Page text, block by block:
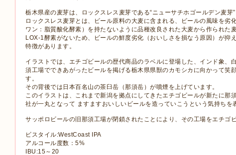
栃木県産の麦芽は、ロックスレス麦芽である“ニューサチホゴールデン麦芽
ロックスレス麦芽とは、ビール原料の大麦に含まれる、ビールの風味を劣
ワン：脂質酸化酵素）を持たないように品種改良された大麦から作られた
LOX-1酵素がないため、ビールの鮮度劣化（おいしさを損なう原因）が抑
特徴があります。
イラストでは、エチゴビールの歴代商品のラベルに登場した、インド象、
須工場でできあがったビールを掲げる栃木県県獣のカモシカに向かって笑
す。
その背後では日本百名山の茶臼岳（那須岳）が噴煙を上げています。
このイラストは、これまで新潟を拠点にしてきたエチゴビールが新たに那
社が一丸となって ますますおいしいビールを造っていこうという気持ちを
サッポロビールの旧那須工場が閉鎖されたことにより、その工場をエチゴ
ビスタイル:WestCoast IPA
アルコール度数：5%
IBU:15～20